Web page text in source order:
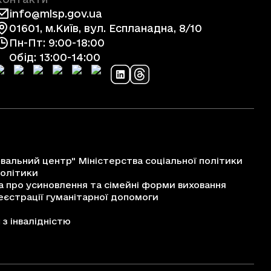
info@mlsp.gov.ua
01601, м.Київ, вул. Еспланадна, 8/10
Пн-Пт: 9:00-18:00
Обід: 13:00-14:00
центр" Міністерства соціальної політики
усиновлення та сімейні форми виховання
гуманітарної допомоги
інвалідністю